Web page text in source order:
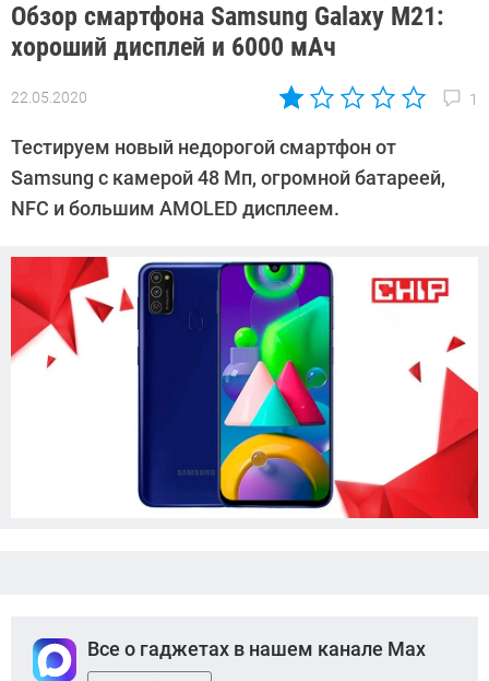
Обзор смартфона Samsung Galaxy M21:
хороший дисплей и 6000 мАч
22.05.2020 1
Автор:
Дмитриева
Тестируем новый недорогой смартфон от
Samsung с камерой 48 Мп, огромной батареей,
NFC и большим AMOLED дисплеем.
Все о гаджетах в нашем канале Max